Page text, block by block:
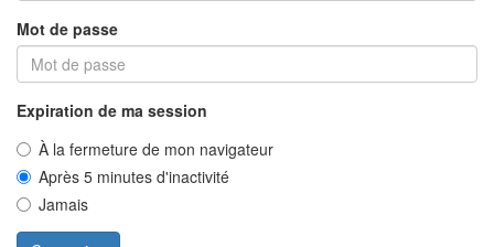
Mot de passe
Expiration de ma session
À la fermeture de mon navigateur
Après 5 minutes d'inactivité
Jamais